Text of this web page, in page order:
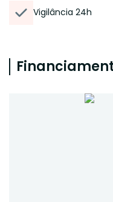
Vigilância 24h